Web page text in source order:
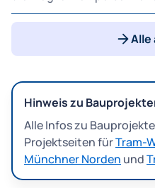
und ihren Lieblingsfahrer
nominieren. Vor der
bundesweiten
jetzt eine Vorauswahl von
getroffen (vgl.
Lieblingsbusfahrer:innen
Alle
Hinweis zu
Alle Infos zu
Projektseiten fürTram-
Münchner Norden und